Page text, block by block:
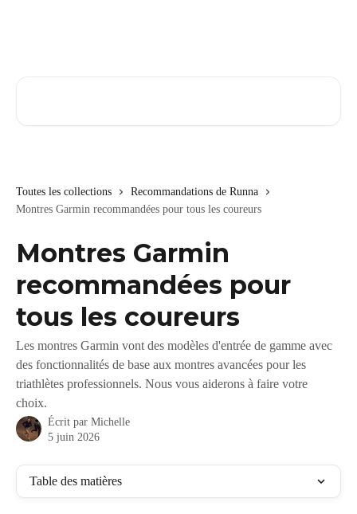
Toutes les collections
Recommandations de Runna
Montres Garmin recommandées pour tous les coureurs
Montres Garmin
recommandées pour
tous les coureurs
Les montres Garmin vont des modèles d'entrée de gamme avec
des fonctionnalités de base aux montres avancées pour les
triathlètes professionnels. Nous vous aiderons à faire votre
choix.
Écrit par Michelle
5 juin 2026
Table des matières